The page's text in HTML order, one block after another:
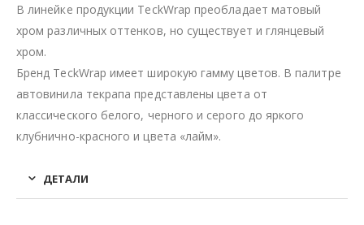
В линейке продукции TeckWrap преобладает матовый
хром различных оттенков, но существует и глянцевый
хром.
Бренд TeckWrap имеет широкую гамму цветов. В палитре
автовинила текрапа представлены цвета от
классического белого, черного и серого до яркого
клубнично-красного и цвета «лайм».
ДЕТАЛИ